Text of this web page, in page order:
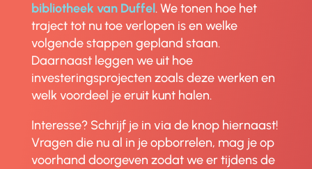
bibliotheek van Duffel. We tonen hoe het
traject tot nu toe verlopen is en welke
volgende stappen gepland staan.
Daarnaast leggen we uit hoe
investeringsprojecten zoals deze werken en
welk voordeel je eruit kunt halen.
Interesse? Schrijf je in via de knop hiernaast!
Vragen die nu al in je opborrelen, mag je op
voorhand doorgeven zodat we er tijdens de